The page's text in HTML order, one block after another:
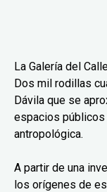
La Galería del
Dos mil rodillas
Dávila que se
espacios públicos
antropológica.
A partir de una
los orígenes de